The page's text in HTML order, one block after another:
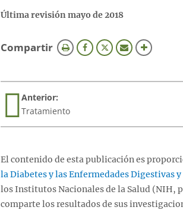
Última revisión mayo de 2018
Compartiresta
Anterior:
Tratamiento
El contenido de esta publicación es
la Diabetes y las Enfermedades Digestivas y
los Institutos Nacionales de la Salud (NIH,
comparte los resultados de sus